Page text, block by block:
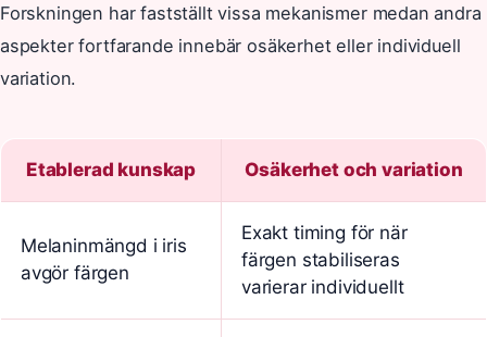
Forskningen har fastställt vissa mekanismer medan andra
aspekter fortfarande innebär osäkerhet eller individuell
variation.
Etablerad kunskap Osäkerhet och variation
Melaninmängd i iris
avgör färgen
Exakt timing för när
färgen stabiliseras
varierar individuellt